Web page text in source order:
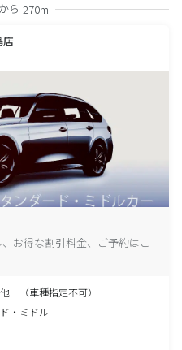
ら 270m
店
お得な割引料金、ご予約はこ
（車種指定不可）
・ミドル